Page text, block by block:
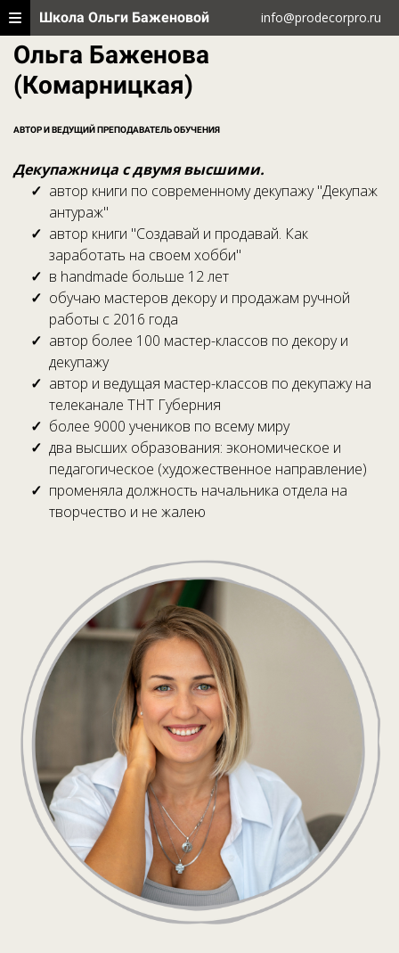
Школа Ольги Баженовой info@prodecorpro.ru
Ольга Баженова
(Комарницкая)
АВТОР И ВЕДУЩИЙ ПРЕПОДАВАТЕЛЬ ОБУЧЕНИЯ
Декупажница с двумя высшими.
автор книги по современному декупажу "Декупаж
антураж"
автор книги "Создавай и продавай. Как
заработать на своем хобби"
в handmade больше 12 лет
обучаю мастеров декору и продажам ручной
работы с 2016 года
автор более 100 мастер-классов по декору и
декупажу
автор и ведущая мастер-классов по декупажу на
телеканале ТНТ Губерния
более 9000 учеников по всему миру
два высших образования: экономическое и
педагогическое (художественное направление)
променяла должность начальника отдела на
творчество и не жалею